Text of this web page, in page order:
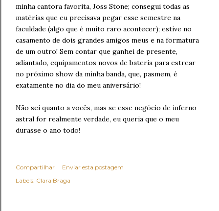
minha cantora favorita, Joss Stone; consegui todas as
matérias que eu precisava pegar esse semestre na
faculdade (algo que é muito raro acontecer); estive no
casamento de dois grandes amigos meus e na formatura
de um outro! Sem contar que ganhei de presente,
adiantado, equipamentos novos de bateria para estrear
no próximo show da minha banda, que, pasmem, é
exatamente no dia do meu aniversário!
Não sei quanto a vocês, mas se esse negócio de inferno
astral for realmente verdade, eu queria que o meu
durasse o ano todo!
Compartilhar
Enviar esta postagem
Labels: Clara Braga